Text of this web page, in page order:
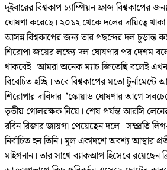
দুইবারের বিশ্বকাপ চ্যাম্পিয়ন ফ্রান্স বিশ্বকাপের
ঘোষণা করেছে। ২০১২ থেকে দলের দায়িত্বে
আসন্ন বিশ্বকাপের জন্য তার পছন্দের দল চূড়ান্ত
শিরোপা জয়ের লক্ষ্যে দল ঘোষণার পর দেশম
থাকবেই। আমরা অনেক ম্যাচ জিতেছি বলেই
বিবেচিত হচ্ছি। তবে বিশ্বকাপের মতো
শিরোপার দাবিদার।’স্কোয়াড ঘোষণার আগে
তৃতীয় গোলরক্ষক নিয়ে। শেষ পর্যন্ত আরসি
রবিন রিজার জায়গা পেয়েছেন দলে। সম্প্রতি
নির্বাচিত হন তিনি। মূল একাদশে অবশ্য আস্থার
মাইগনান। তার সাথে ব্যাকআপ হিসেবে রয়েছেন